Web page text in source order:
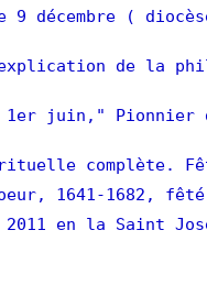
9 décembre (
de la
juin," Pionnier
complète.
1641-1682,
en la Saint